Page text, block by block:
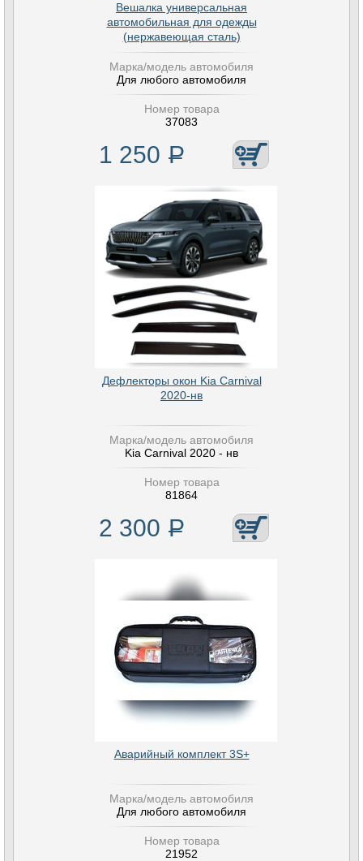
Вешалка универсальная
автомобильная для одежды
(нержавеющая сталь)
Марка/модель автомобиля
Для любого автомобиля
Номер товара
37083
1 250 Р
Дефлекторы окон Kia Carnival
2020-нв
Марка/модель автомобиля
Kia Carnival 2020 - нв
Номер товара
81864
2 300 Р
Аварийный комплект 3S+
Марка/модель автомобиля
Для любого автомобиля
Номер товара
21952